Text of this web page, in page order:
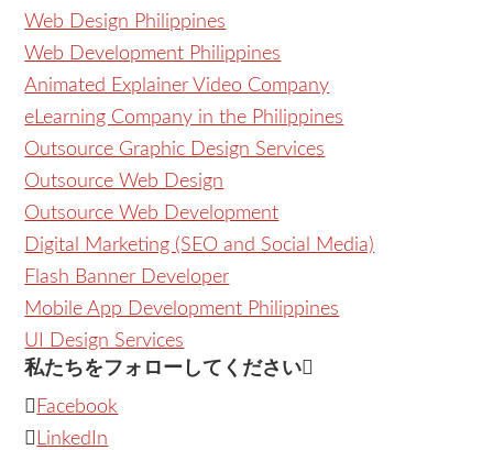
Web Design Philippines
Web Development Philippines
Animated Explainer Video Company
eLearning Company in the Philippines
Outsource Graphic Design Services
Outsource Web Design
Outsource Web Development
Digital Marketing (SEO and Social Media)
Flash Banner Developer
Mobile App Development Philippines
UI Design Services
私たちをフォローしてください
Facebook
LinkedIn